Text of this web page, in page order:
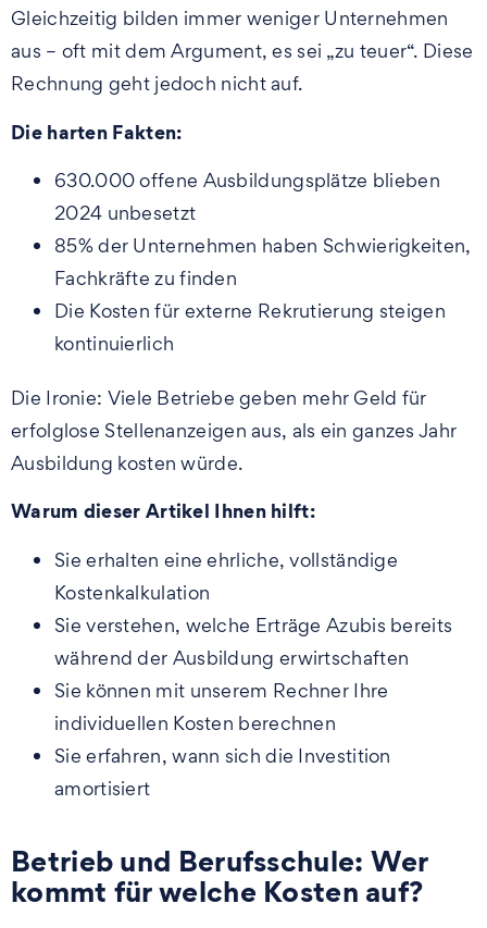
Gleichzeitig bilden immer weniger Unternehmen
aus – oft mit dem Argument, es sei „zu teuer“. Diese
Rechnung geht jedoch nicht auf.
Die harten Fakten:
630.000 offene Ausbildungsplätze blieben
2024 unbesetzt
85% der Unternehmen haben Schwierigkeiten,
Fachkräfte zu finden
Die Kosten für externe Rekrutierung steigen
kontinuierlich
Die Ironie: Viele Betriebe geben mehr Geld für
erfolglose Stellenanzeigen aus, als ein ganzes Jahr
Ausbildung kosten würde.
Warum dieser Artikel Ihnen hilft:
Sie erhalten eine ehrliche, vollständige
Kostenkalkulation
Sie verstehen, welche Erträge Azubis bereits
während der Ausbildung erwirtschaften
Sie können mit unserem Rechner Ihre
individuellen Kosten berechnen
Sie erfahren, wann sich die Investition
amortisiert
Betrieb und Berufsschule: Wer
kommt für welche Kosten auf?